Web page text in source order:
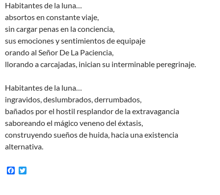
Habitantes de la luna…
absortos en constante viaje,
sin cargar penas en la conciencia,
sus emociones y sentimientos de equipaje
orando al Señor De La Paciencia,
llorando a carcajadas, inician su interminable peregrinaje.
Habitantes de la luna…
ingravidos, deslumbrados, derrumbados,
bañados por el hostil resplandor de la extravagancia
saboreando el mágico veneno del éxtasis,
construyendo sueños de huida, hacia una existencia
alternativa.
F